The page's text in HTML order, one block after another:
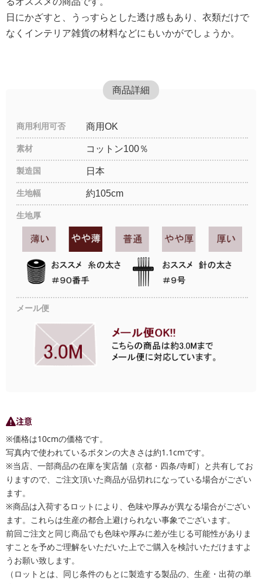
日にかざすと、うっすらとした透け感もあり、衣類だけで
なくインテリア雑貨の材料などにもいかがでしょうか。
商品詳細
商用利用可否 商用OK
素材 コットン100％
製造国 日本
生地幅 約105cm
生地厚
メール便
注意
※価格は10cmの価格です。
写真内で使われているボタンの大きさは約1.1cmです。
※当店、一部商品の在庫を実店舗（京都・四条/寺町）と共有してお
りますので、ご注文頂いた商品が品切れになっている場合がござい
ます。
※商品は入荷するロットにより、色味や厚みが異なる場合がござい
ます。これらは生産の都合上避けられない事象でございます。
前回ご注文と同じ商品でも色味や厚みに差が生じる可能性がありま
すことを予めご理解をいただいた上でご購入を検討いただけますよ
うお願い致します。
（ロットとは、同じ条件のもとに製造する製品の、生産・出荷の単